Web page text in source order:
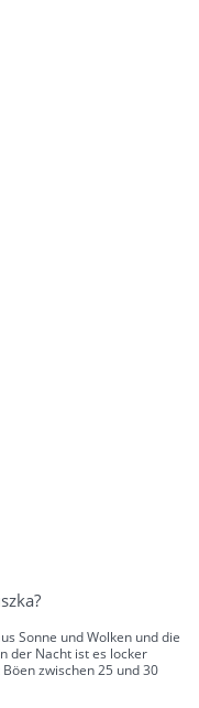
Sonne und Wolken und die
der Nacht ist es locker
zwischen 25 und 30